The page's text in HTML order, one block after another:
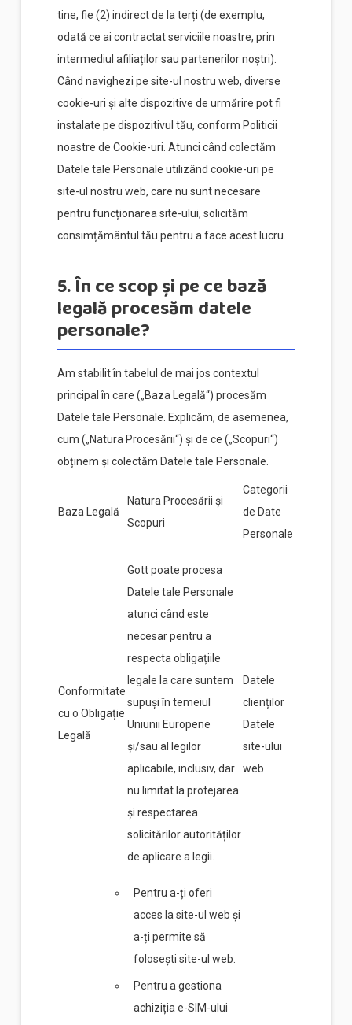
tine, fie (2) indirect de la terți (de exemplu,
odată ce ai contractat serviciile noastre, prin
intermediul afiliaților sau partenerilor noștri).
Când navighezi pe site-ul nostru web, diverse
cookie-uri și alte dispozitive de urmărire pot fi
instalate pe dispozitivul tău, conform Politicii
noastre de Cookie-uri. Atunci când colectăm
Datele tale Personale utilizând cookie-uri pe
site-ul nostru web, care nu sunt necesare
pentru funcționarea site-ului, solicităm
consimțământul tău pentru a face acest lucru.
5. În ce scop și pe ce bază
legală procesăm datele
personale?
Am stabilit în tabelul de mai jos contextul
principal în care („Baza Legală“) procesăm
Datele tale Personale. Explicăm, de asemenea,
cum („Natura Procesării“) și de ce („Scopuri“)
obținem și colectăm Datele tale Personale.
Baza Legală
Natura Procesării și
Scopuri
Categorii
de Date
Personale
Conformitate
cu o Obligație
Legală
Gott poate procesa
Datele tale Personale
atunci când este
necesar pentru a
respecta obligațiile
legale la care suntem
supuși în temeiul
Uniunii Europene
și/sau al legilor
aplicabile, inclusiv, dar
nu limitat la protejarea
și respectarea
solicitărilor autorităților
de aplicare a legii.
Datele
clienților
Datele
site-ului
web
Pentru a-ți oferi
acces la site-ul web și
a-ți permite să
folosești site-ul web.
Pentru a gestiona
achiziția e-SIM-ului